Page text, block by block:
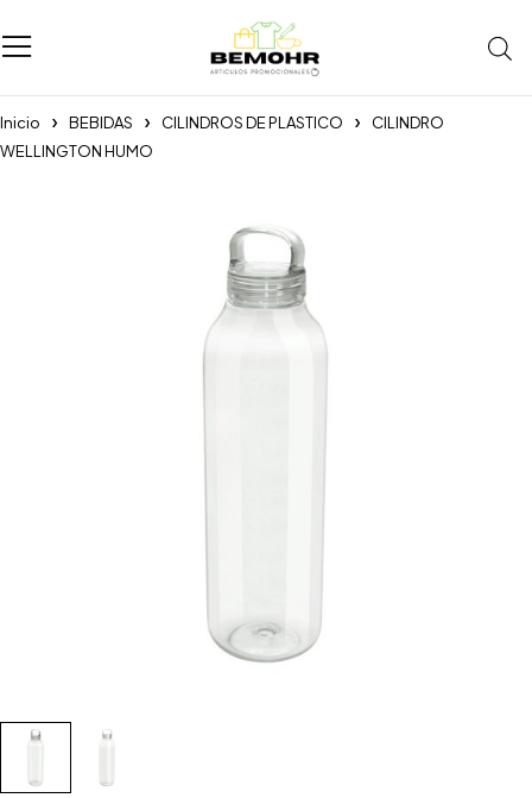
Inicio BEBIDAS CILINDROS DE PLASTICO
CILINDRO
WELLINGTON HUMO